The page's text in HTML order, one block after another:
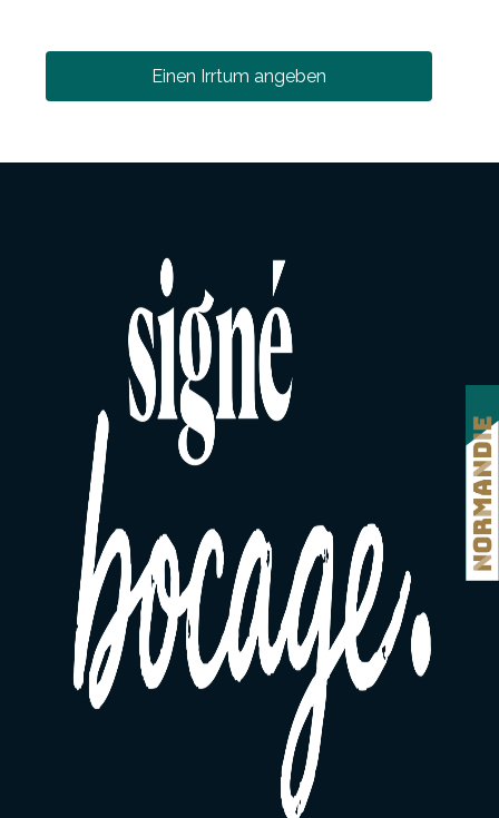
Einen Irrtum angeben